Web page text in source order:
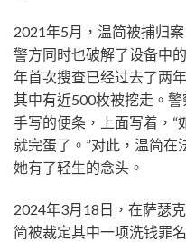
2021年5月，温简被捕归
警方同时也破解了设备中
年首次搜查已经过去了两
其中有近500枚被挖走。
手写的便条，上面写着，“
就完蛋了。”对此，温简在
她有了轻生的念头。
2024年3月18日，在萨瑟
简被裁定其中一项洗钱罪